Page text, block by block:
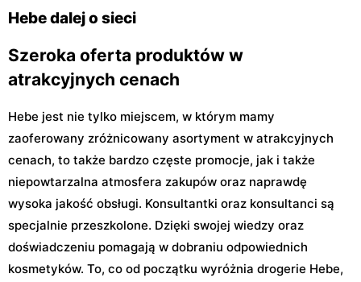
Hebe dalej o sieci
Szeroka oferta produktów w
atrakcyjnych cenach
Hebe jest nie tylko miejscem, w którym mamy
zaoferowany zróżnicowany asortyment w atrakcyjnych
cenach, to także bardzo częste promocje, jak i także
niepowtarzalna atmosfera zakupów oraz naprawdę
wysoka jakość obsługi. Konsultantki oraz konsultanci są
specjalnie przeszkolone. Dzięki swojej wiedzy oraz
doświadczeniu pomagają w dobraniu odpowiednich
kosmetyków. To, co od początku wyróżnia drogerie Hebe,